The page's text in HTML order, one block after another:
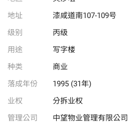
地址
漆咸道南107-109号
级别
丙级
用途
写字楼
种类
商业
落成年份
1995 (31年)
业权
分拆业权
管理公司
中望物业管理有限公司